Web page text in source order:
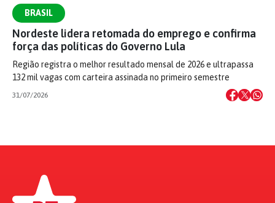
BRASIL
Nordeste lidera retomada do emprego e confirma
força das políticas do Governo Lula
Região registra o melhor resultado mensal de 2026 e ultrapassa
132 mil vagas com carteira assinada no primeiro semestre
31/07/2026